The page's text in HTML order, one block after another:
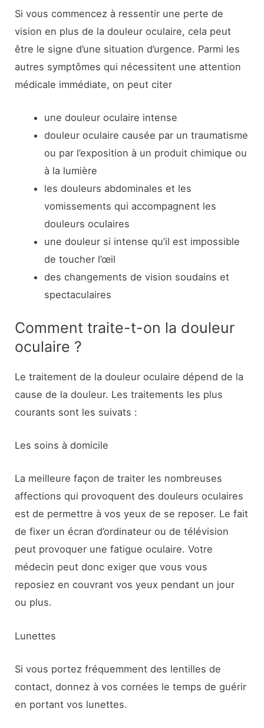
Si vous commencez à ressentir une perte de
vision en plus de la douleur oculaire, cela peut
être le signe d’une situation d’urgence. Parmi les
autres symptômes qui nécessitent une attention
médicale immédiate, on peut citer
une douleur oculaire intense
douleur oculaire causée par un traumatisme
ou par l’exposition à un produit chimique ou
à la lumière
les douleurs abdominales et les
vomissements qui accompagnent les
douleurs oculaires
une douleur si intense qu’il est impossible
de toucher l’œil
des changements de vision soudains et
spectaculaires
Comment traite-t-on la douleur
oculaire ?
Le traitement de la douleur oculaire dépend de la
cause de la douleur. Les traitements les plus
courants sont les suivats :
Les soins à domicile
La meilleure façon de traiter les nombreuses
affections qui provoquent des douleurs oculaires
est de permettre à vos yeux de se reposer. Le fait
de fixer un écran d’ordinateur ou de télévision
peut provoquer une fatigue oculaire. Votre
médecin peut donc exiger que vous vous
reposiez en couvrant vos yeux pendant un jour
ou plus.
Lunettes
Si vous portez fréquemment des lentilles de
contact, donnez à vos cornées le temps de guérir
en portant vos lunettes.